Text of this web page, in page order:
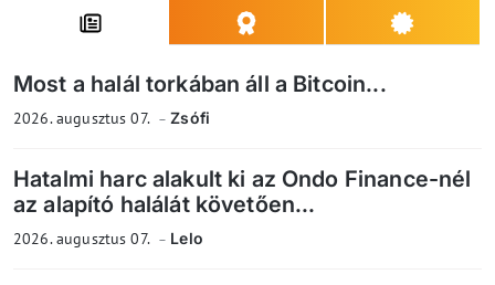
Most a halál torkában áll a Bitcoin...
2026. augusztus 07. Zsófi
Hatalmi harc alakult ki az Ondo Finance-nél
az alapító halálát követően...
2026. augusztus 07. Lelo